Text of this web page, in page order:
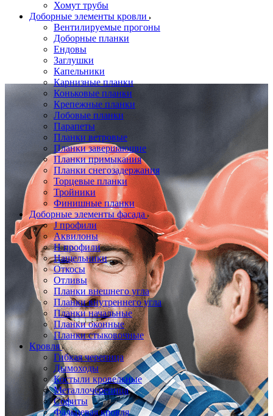
Хомут трубы
Доборные элементы кровли
Вентилируемые прогоны
Доборные планки
Ендовы
Заглушки
Капельники
Карнизные планки
Коньковые планки
Крепежные планки
Лобовые планки
Парапеты
Планки ветровые
Планки завершающие
Планки примыкания
Планки снегозадержания
Торцевые планки
Тройники
Финишные планки
Доборные элементы фасада
J профили
Аквилоны
Н профили
Нащельники
Откосы
Отливы
Планки внешнего угла
Планки внутреннего угла
Планки начальные
Планки оконные
Планки стыковочные
Кровля
Гибкая черепица
Дымоходы
Костыли кровельные
Металлочерепица
Софиты
Фальцевая кровля